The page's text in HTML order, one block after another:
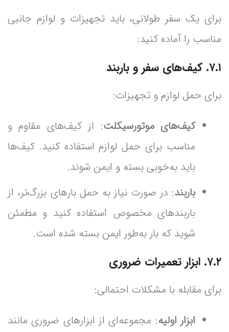
برای یک سفر طولانی، باید تجهیزات و لوازم جانبی
مناسب را آماده کنید:
۷.۱. کیف‌های سفر و باربند
برای حمل لوازم و تجهیزات:
کیف‌های موتورسیکلت: از کیف‌های مقاوم و
مناسب برای حمل لوازم استفاده کنید. کیف‌ها
باید به‌خوبی بسته و ایمن شوند.
باربند: در صورت نیاز به حمل بارهای بزرگ‌تر، از
باربندهای مخصوص استفاده کنید و مطمئن
شوید که بار به‌طور ایمن بسته شده است.
۷.۲. ابزار تعمیرات ضروری
برای مقابله با مشکلات احتمالی:
ابزار اولیه: مجموعه‌ای از ابزارهای ضروری مانند